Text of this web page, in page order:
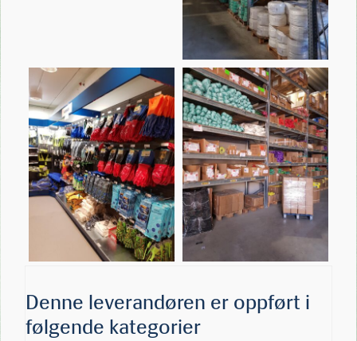
Denne leverandøren er oppført i
følgende kategorier